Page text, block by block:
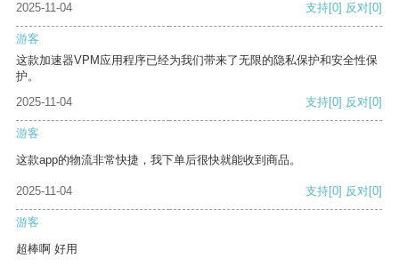
2025-11-04 支持[0] 反对[0]
游客
这款加速器VPM应用程序已经为我们带来了无限的隐私保护和安全性保
护。
2025-11-04
支持[0] 反对[0]
游客
这款app的物流非常快捷，我下单后很快就能收到商品。
2025-11-04 支持[0] 反对[0]
游客
超棒啊 好用